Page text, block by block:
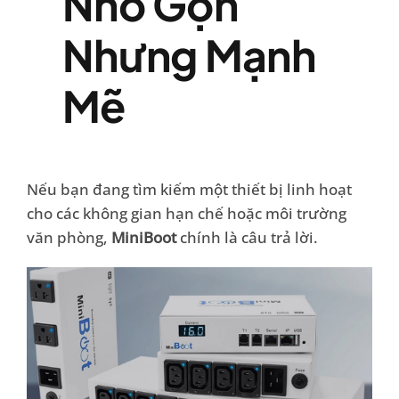
Nhưng Mạnh
Mẽ
Nếu bạn đang tìm kiếm một thiết bị linh hoạt
cho các không gian hạn chế hoặc môi trường
văn phòng, MiniBootchính là câu trả lời.